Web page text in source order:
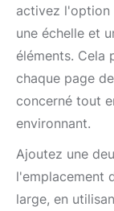
activez l'option
une échelle et
éléments. Cela
chaque page
concerné tout
environnant.
Ajoutez une
l'emplacement
large, en